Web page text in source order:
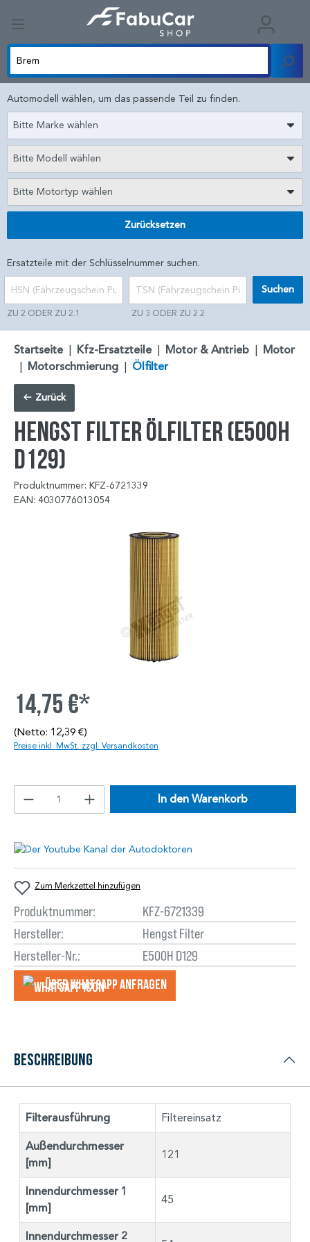
Automodell wählen, um das passende Teil zu finden.
Bitte Marke wählen
Bitte Modell wählen
Bitte Motortyp wählen
Zurücksetzen
Ersatzteile mit der Schlüsselnummer suchen.
ZU 2 ODER ZU 2.1 ZU 3 ODER ZU 2.2
Suchen
Startseite | Kfz-Ersatzteile | Motor & Antrieb | Motor
| Motorschmierung | Ölfilter
Zurück
HENGST FILTER Ölfilter (E500H
D129)
Produktnummer: KFZ-6721339
EAN: 4030776013054
14,75 €*
(Netto: 12,39 €)
Preise inkl. MwSt. zzgl. Versandkosten
In den Warenkorb
Zum Merkzettel hinzufügen
Produktnummer:
KFZ-6721339
Hersteller:
Hengst Filter
Hersteller-Nr.:
E500H D129
Über WhatsApp anfragеn
Beschreibung
Filterausführung Filtereinsatz
Außendurchmesser
[mm]
121
Innendurchmesser 1
[mm]
45
Innendurchmesser 2